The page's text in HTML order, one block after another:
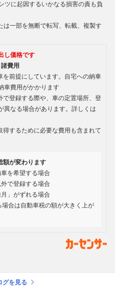
ツに起因するいかなる損害の責も負
は一部を無断で転写、転載、複製す
し価格です
費用
前提にしています。自宅への納車
車費用がかかります
登録する際や、車の定置場所、登
異なる場合があります。詳しくは
するために必要な費用も含まれて
額が変わります
を希望する場合
で登録する場合
」がずれる場合
場合は自動車税の額が大きく上が
グを見る